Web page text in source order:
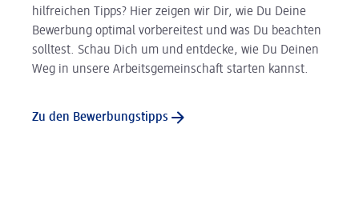
hilfreichen Tipps? Hier zeigen wir Dir, wie Du Deine
Bewerbung optimal vorbereitest und was Du beachten
solltest. Schau Dich um und entdecke, wie Du Deinen
Weg in unsere Arbeitsgemeinschaft starten kannst.
Zu den Bewerbungstipps